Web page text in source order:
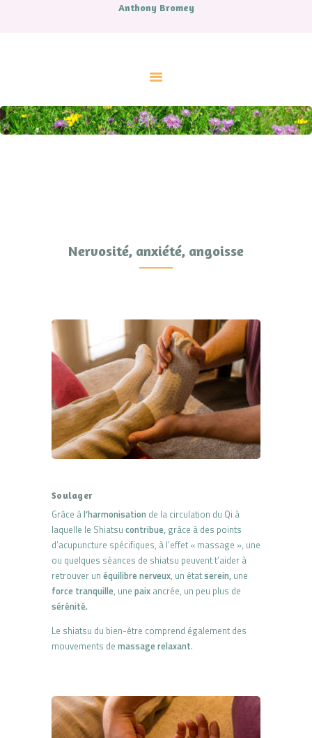
Anthony Bromey
MUSIQUE
ATELIERS ET SOINS
Nervosité, anxiété, angoisse
Soulager
Grâce àl’harmonisation de la circulation du Qi à
laquelle le Shiatsu contribue, grâce à des points
d’acupuncture spécifiques, à l’effet « massage », une
ou quelques séances de shiatsu peuvent t’aider à
retrouver un équilibre nerveux, un étatserein, une
force tranquille, une paix ancrée, un peu plus de
sérénité.
Le shiatsu du bien-être comprend également des
mouvements de massage relaxant.